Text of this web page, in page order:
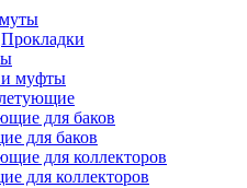
Прокладки
муфты
для баков
для коллекторов